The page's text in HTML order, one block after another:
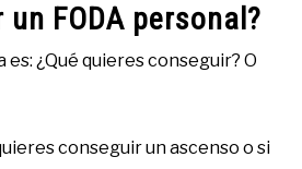
un FODA personal?
¿Qué quieres conseguir? O
conseguir un ascenso o si